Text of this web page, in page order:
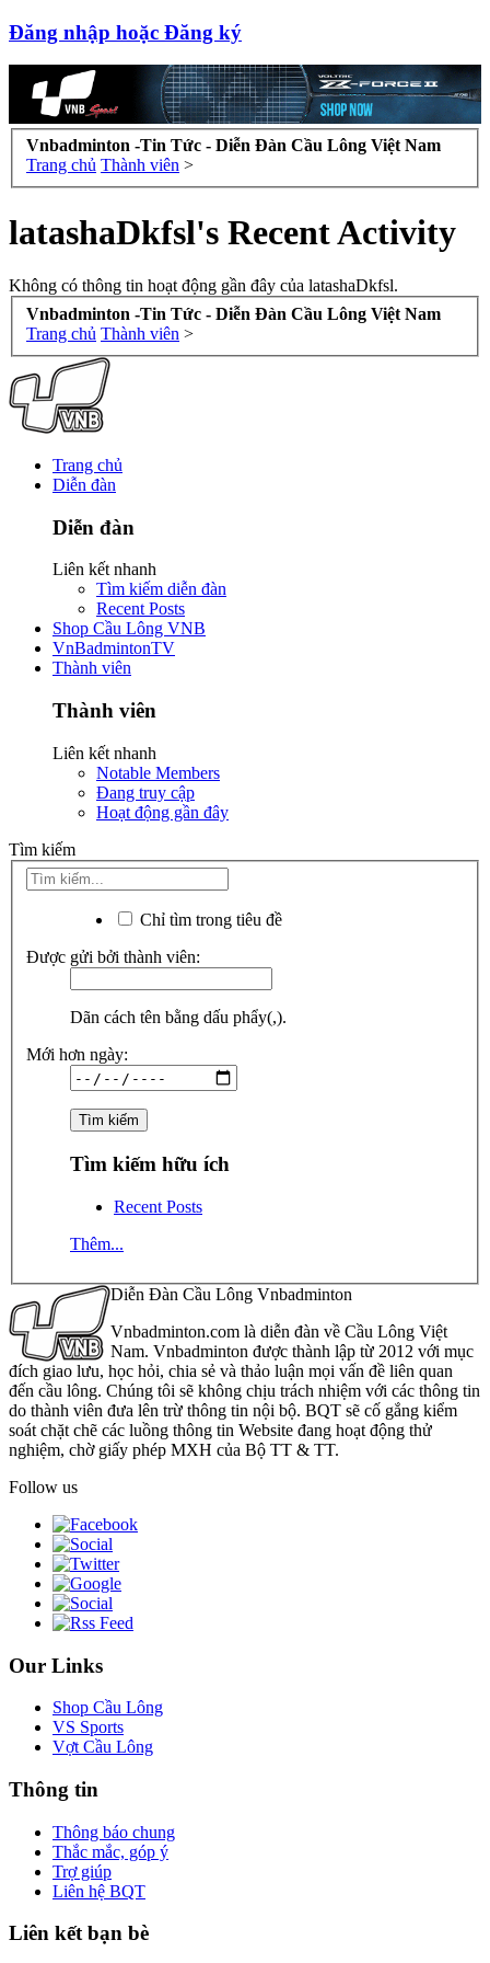
Đăng nhập hoặc Đăng ký
Vnbadminton -Tin Tức - Diễn Đàn Cầu Lông Việt Nam
Trang chủ Thành viên >
latashaDkfsl's Recent Activity
Không có thông tin hoạt động gần đây của latashaDkfsl.
Vnbadminton -Tin Tức - Diễn Đàn Cầu Lông Việt Nam
Trang chủ Thành viên >
Trang chủ
Diễn đàn
Diễn đàn
Liên kết nhanh
Tìm kiếm diễn đàn
Recent Posts
Shop Cầu Lông VNB
VnBadmintonTV
Thành viên
Thành viên
Liên kết nhanh
Notable Members
Đang truy cập
Hoạt động gần đây
Tìm kiếm
Chỉ tìm trong tiêu đề
Được gửi bởi thành viên:
Dãn cách tên bằng dấu phẩy(,).
Mới hơn ngày:
Tìm kiếm hữu ích
Recent Posts
Thêm...
Diễn Đàn Cầu Lông Vnbadminton
Vnbadminton.com là diễn đàn về Cầu Lông Việt
Nam. Vnbadminton được thành lập từ 2012 với mục
đích giao lưu, học hỏi, chia sẻ và thảo luận mọi vấn đề liên quan
đến cầu lông. Chúng tôi sẽ không chịu trách nhiệm với các thông tin
do thành viên đưa lên trừ thông tin nội bộ. BQT sẽ cố gắng kiểm
soát chặt chẽ các luồng thông tin Website đang hoạt động thử
nghiệm, chờ giấy phép MXH của Bộ TT & TT.
Follow us
Our Links
Shop Cầu Lông
VS Sports
Vợt Cầu Lông
Thông tin
Thông báo chung
Thắc mắc, góp ý
Trợ giúp
Liên hệ BQT
Liên kết bạn bè